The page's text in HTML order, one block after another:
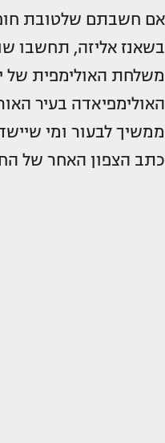
אם חשבתם שלטובת
בשאנז אליזה, תחשבו
משלחת האולימפית של
האולימפיאדה בעיר
ממשיך לבעור ומי
כתב הצפון האחר של